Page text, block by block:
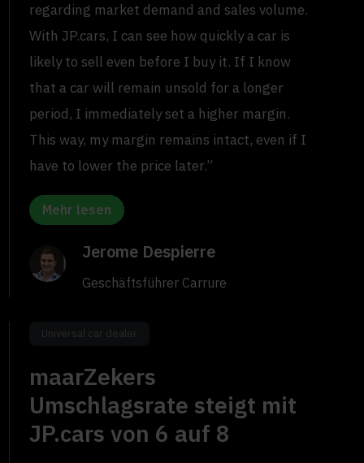
regarding market demand and sales volume.
With JP.cars, I can see how quickly a car is
likely to sell even before I buy it. If I know
that a car will remain unsold for a longer
period, I immediately set a higher margin.
This way, my margin remains intact, even if I
have to lower the price later.”
Mehr lesen
Jerome Despierre
Geschäftsführer Carrure
Universal car dealer
maarZekers
Umschlagsrate steigt mit
JP.cars von 6 auf 8